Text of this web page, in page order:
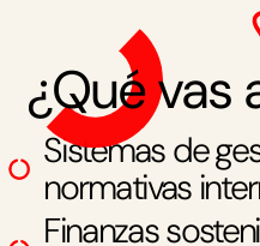
¿Qué vas
Sistemas de
normativas
Finanzas